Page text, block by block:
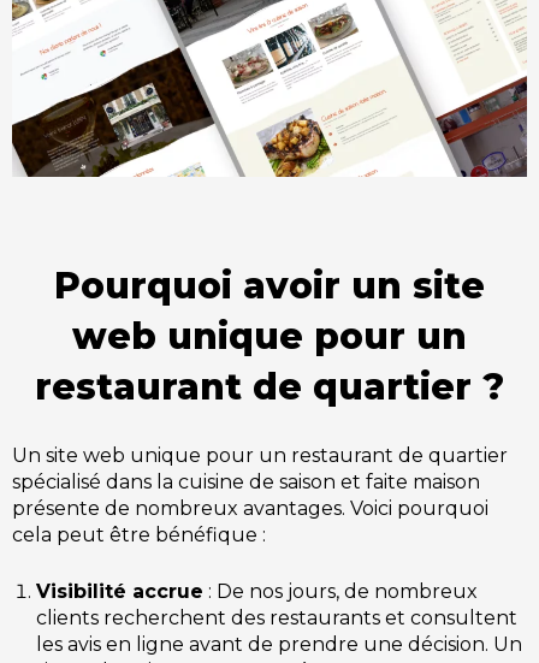
Pourquoi avoir un site
web unique pour un
restaurant de quartier ?
Un site web unique pour un restaurant de quartier
spécialisé dans la cuisine de saison et faite maison
présente de nombreux avantages. Voici pourquoi
cela peut être bénéfique :
Visibilité accrue : De nos jours, de nombreux
clients recherchent des restaurants et consultent
les avis en ligne avant de prendre une décision. Un